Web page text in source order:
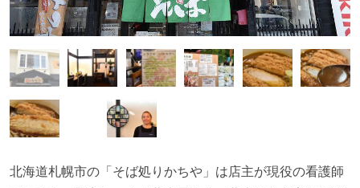
北海道札幌市の「そば処りかちや」は店主が現役の看護師